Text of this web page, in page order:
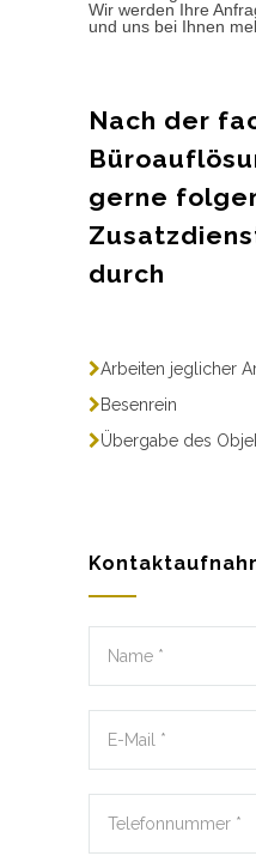
Wir werden Ihre
und uns bei Ihnen
Nach der
gerne
durch
Arbeiten jeglicher
Besenrein
Übergabe des